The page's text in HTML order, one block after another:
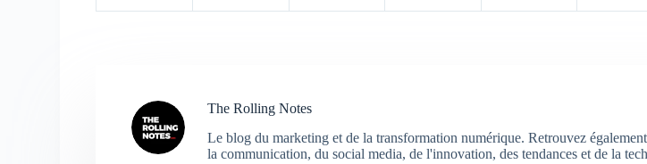
The Rolling Notes
Le blog du marketing et de la transformation numérique. Retrouvez
la communication, du social media, de l'innovation, des tendances et de la